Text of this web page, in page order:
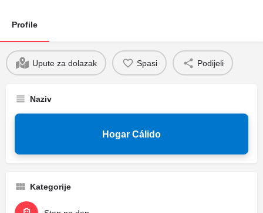
Profile
Upute za dolazak Spasi Podijeli
Naziv
Hogar Cálido
Kategorije